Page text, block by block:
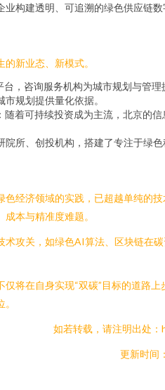
业构建透明、可追溯的绿色供应链
新业态、新模式。
台，咨询服务机构为城市规划与管
规划提供量化依据。
：随着可持续投资成为主流，北京的
院所、创投机构，搭建了专注于绿
经济领域的实践，已超越单纯的
本与精准度难题。
攻关，如绿色AI算法、区块链在
将在自身实现“双碳”目标的道路
如若转载，请注明出处
更新时间